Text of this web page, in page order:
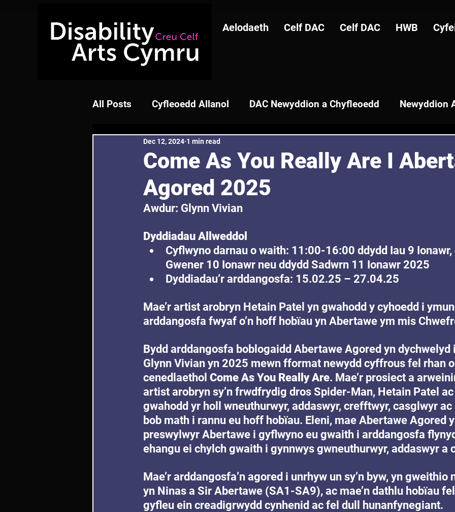
Aelodaeth Celf DAC Celf DAC HWB
All Posts Cyfleoedd Allanol DAC Newyddion a Chyfleoedd Newyddion
Come As You Really Are I
Agored 2025
Dec 12, 2024 1 min read
Awdur: Glynn Vivian
Dyddiadau Allweddol
Cyflwyno darnau o waith: 11:00-16:00 ddydd Iau 9 Ionawr,
Gwener 10 Ionawr neu ddydd Sadwrn 11 Ionawr 2025
Dyddiadau’r arddangosfa: 15.02.25 – 27.04.25
Mae’r artist arobryn Hetain Patel yn gwahodd y cyhoedd i
arddangosfa fwyaf o’n hoff hobïau yn Abertawe ym mis
Bydd arddangosfa boblogaidd Abertawe Agored yn dychwelyd
Glynn Vivian yn 2025 mewn fformat newydd cyffrous fel rhan
cenedlaethol Come As You Really Are. Mae’r prosiect a
artist arobryn sy’n frwdfrydig dros Spider-Man, Hetain Patel
gwahodd yr holl wneuthurwyr, addaswyr, crefftwyr, casglwyr
bob math i rannu eu hoff hobïau. Eleni, mae Abertawe Agored
preswylwyr Abertawe i gyflwyno eu gwaith i arddangosfa
ehangu ei chylch gwaith i gynnwys gwneuthurwyr, addaswyr a
Mae’r arddangosfa’n agored i unrhyw un sy’n byw, yn gweithio
yn Ninas a Sir Abertawe (SA1-SA9), ac mae’n dathlu hobïau
gyfleu ein creadigrwydd cynhenid ac fel dull hunanfynegiant.